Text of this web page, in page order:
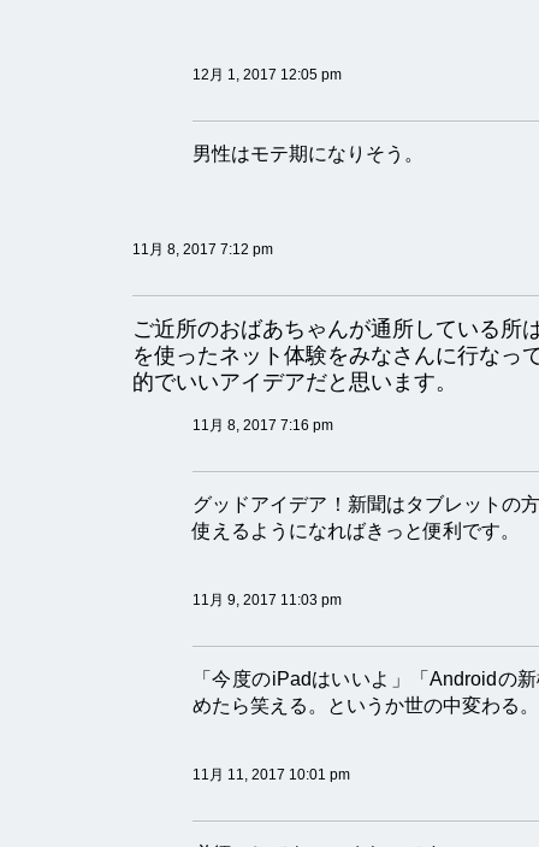
12月 1, 2017 12:05 pm
男性はモテ期になりそう。
11月 8, 2017 7:12 pm
ご近所のおばあちゃんが通所している所
を使ったネット体験をみなさんに行なっ
的でいいアイデアだと思います。
11月 8, 2017 7:16 pm
グッドアイデア！新聞はタブレットの
使えるようになればきっと便利です。
11月 9, 2017 11:03 pm
「今度のiPadはいいよ」「Androidの
めたら笑える。というか世の中変わる。
11月 11, 2017 10:01 pm